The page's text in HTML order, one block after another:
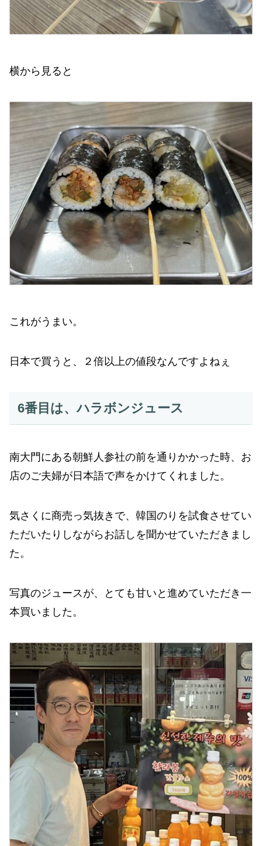
横から見ると
これがうまい。
日本で買うと、２倍以上の値段なんですよねぇ
6番目は、ハラボンジュース
南大門にある朝鮮人参社の前を通りかかった時、お
店のご夫婦が日本語で声をかけてくれました。
気さくに商売っ気抜きで、韓国のりを試食させてい
ただいたりしながらお話しを聞かせていただきまし
た。
写真のジュースが、とても甘いと進めていただき一
本買いました。